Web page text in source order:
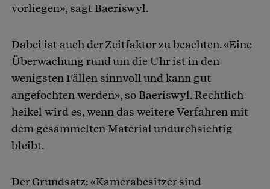
vorliegen», sagt Baeriswyl.
Dabei ist auch der Zeitfaktor zu beachten. «Eine
Überwachung rund um die Uhr ist in den
wenigsten Fällen sinnvoll und kann gut
angefochten werden», so Baeriswyl. Rechtlich
heikel wird es, wenn das weitere Verfahren mit
dem gesammelten Material undurchsichtig
bleibt.
Der Grundsatz: «Kamerabesitzer sind